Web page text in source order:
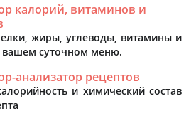
калорий, витаминов и
жиры, углеводы, витамины и
суточном меню.
анализатор рецептов
и химический состав